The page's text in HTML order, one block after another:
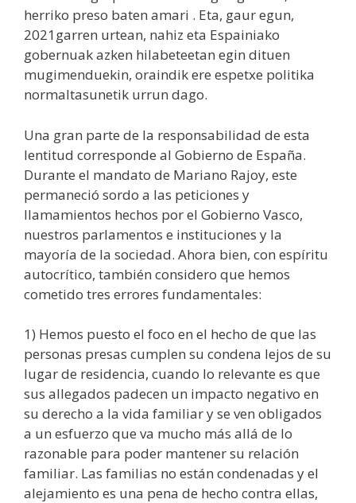
herriko preso baten amari . Eta, gaur egun,
2021garren urtean, nahiz eta Espainiako
gobernuak azken hilabeteetan egin dituen
mugimenduekin, oraindik ere espetxe politika
normaltasunetik urrun dago.
Una gran parte de la responsabilidad de esta
lentitud corresponde al Gobierno de España.
Durante el mandato de Mariano Rajoy, este
permaneció sordo a las peticiones y
llamamientos hechos por el Gobierno Vasco,
nuestros parlamentos e instituciones y la
mayoría de la sociedad. Ahora bien, con espíritu
autocrítico, también considero que hemos
cometido tres errores fundamentales:
1) Hemos puesto el foco en el hecho de que las
personas presas cumplen su condena lejos de su
lugar de residencia, cuando lo relevante es que
sus allegados padecen un impacto negativo en
su derecho a la vida familiar y se ven obligados
a un esfuerzo que va mucho más allá de lo
razonable para poder mantener su relación
familiar. Las familias no están condenadas y el
alejamiento es una pena de hecho contra ellas,